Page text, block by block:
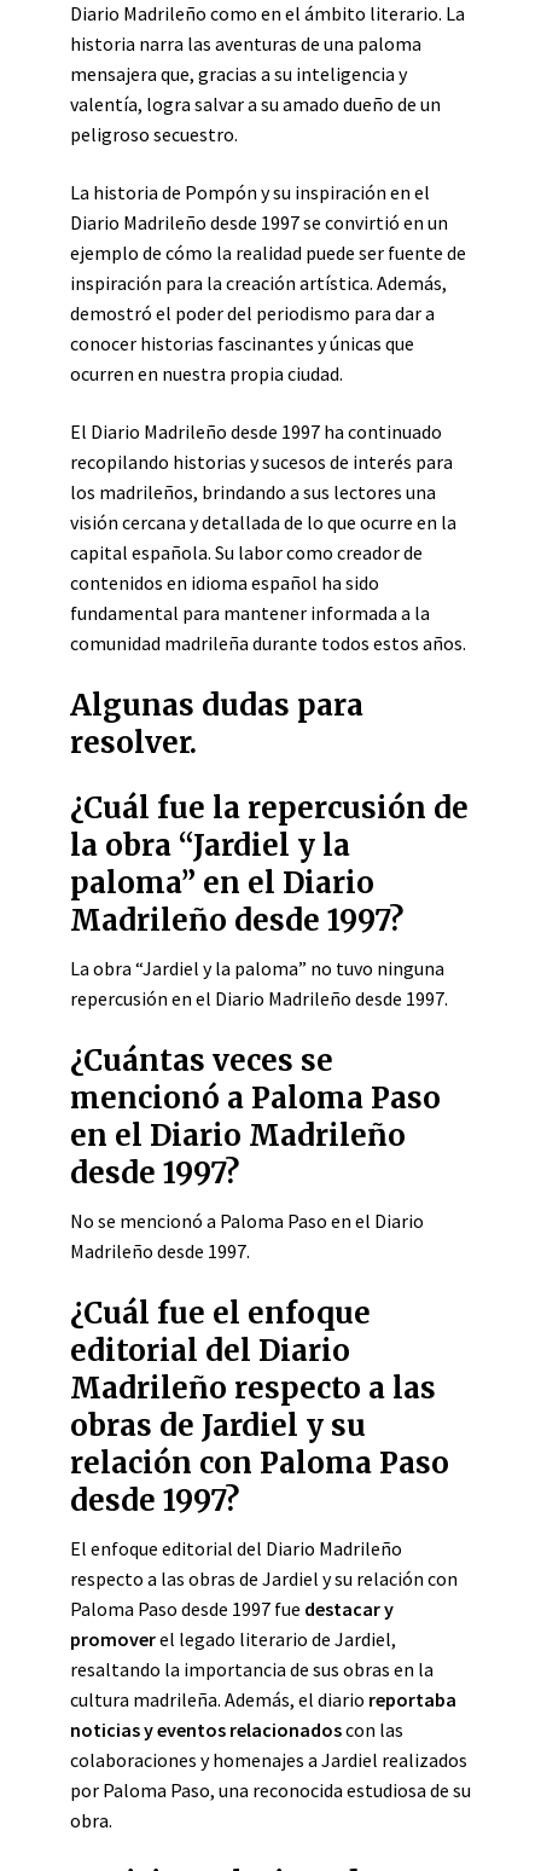
Diario Madrileño como en el ámbito literario. La
historia narra las aventuras de una paloma
mensajera que, gracias a su inteligencia y
valentía, logra salvar a su amado dueño de un
peligroso secuestro.
La historia de Pompón y su inspiración en el
Diario Madrileño desde 1997 se convirtió en un
ejemplo de cómo la realidad puede ser fuente de
inspiración para la creación artística. Además,
demostró el poder del periodismo para dar a
conocer historias fascinantes y únicas que
ocurren en nuestra propia ciudad.
El Diario Madrileño desde 1997 ha continuado
recopilando historias y sucesos de interés para
los madrileños, brindando a sus lectores una
visión cercana y detallada de lo que ocurre en la
capital española. Su labor como creador de
contenidos en idioma español ha sido
fundamental para mantener informada a la
comunidad madrileña durante todos estos años.
Algunas dudas para
resolver.
¿Cuál fue la repercusión de
la obra “Jardiel y la
paloma” en el Diario
Madrileño desde 1997?
La obra “Jardiel y la paloma” no tuvo ninguna
repercusión en el Diario Madrileño desde 1997.
¿Cuántas veces se
mencionó a Paloma Paso
en el Diario Madrileño
desde 1997?
No se mencionó a Paloma Paso en el Diario
Madrileño desde 1997.
¿Cuál fue el enfoque
editorial del Diario
Madrileño respecto a las
obras de Jardiel y su
relación con Paloma Paso
desde 1997?
El enfoque editorial del Diario Madrileño
respecto a las obras de Jardiel y su relación con
Paloma Paso desde 1997 fue destacar y
promoverel legado literario de Jardiel,
resaltando la importancia de sus obras en la
cultura madrileña. Además, el diario reportaba
noticias y eventos relacionadoscon las
colaboraciones y homenajes a Jardiel realizados
por Paloma Paso, una reconocida estudiosa de su
obra.